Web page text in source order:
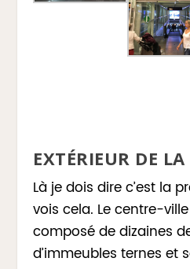
EXTÉRIEUR DE
Là je dois dire c’est la
vois cela. Le centre-
composé de dizaines
d’immeubles ternes et